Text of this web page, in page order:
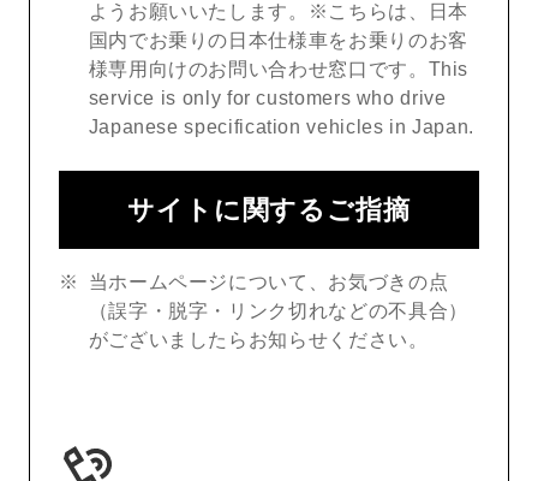
ようお願いいたします。※こちらは、日本
国内でお乗りの日本仕様車をお乗りのお客
様専用向けのお問い合わせ窓口です。This
service is only for customers who drive
Japanese specification vehicles in Japan.
サイトに関するご指摘
当ホームページについて、お気づきの点
（誤字・脱字・リンク切れなどの不具合）
がございましたらお知らせください。